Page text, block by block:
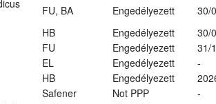
FU, BA Engedélyezett
30/
HB Engedélyezett
30/
FU Engedélyezett
31/
EL Engedélyezett
-
HB Engedélyezett
Safener Not PPP
-